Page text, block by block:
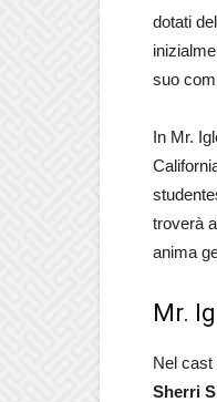
dotati
suo
In Mr.
troverà
anima
Mr.
Nel cast
Sherri